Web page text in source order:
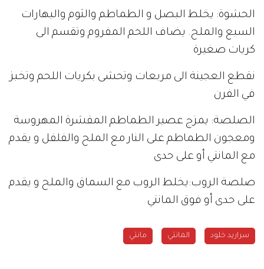
الحشوة: يخلط البصل و الطماطم والثوم والبهارات
السبع والملح. يضاف اللحم المفروم وتقسم الى
كريات صغيرة
نقطع العجينة الى مربعات وتحشى بكريات اللحم وتخبز
في الفرن
الصلصة: يمزج عصير الطماطم المقشرة المهروسة
ومعجون الطماطم على النار مع الملح والفلفل و يقدم
مع المانتي أو على حدى
صلصة الروب:يخلط الروب مع السماق والملح و يقدم
على حدى أو فوق المانتي
سراريد خلود المانتي مانتي